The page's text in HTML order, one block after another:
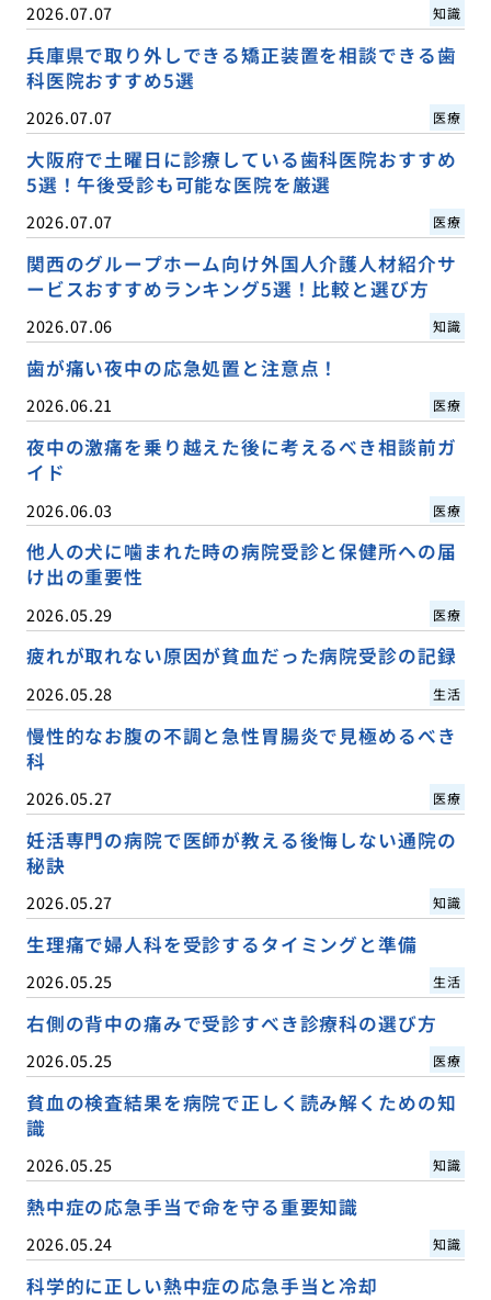
2026.07.07 知識
兵庫県で取り外しできる矯正装置を相談できる歯
科医院おすすめ5選
2026.07.07 医療
大阪府で土曜日に診療している歯科医院おすすめ
5選！午後受診も可能な医院を厳選
2026.07.07 医療
関西のグループホーム向け外国人介護人材紹介サ
ービスおすすめランキング5選！比較と選び方
2026.07.06 知識
歯が痛い夜中の応急処置と注意点！
2026.06.21 医療
夜中の激痛を乗り越えた後に考えるべき相談前ガ
イド
2026.06.03 医療
他人の犬に噛まれた時の病院受診と保健所への届
け出の重要性
2026.05.29 医療
疲れが取れない原因が貧血だった病院受診の記録
2026.05.28 生活
慢性的なお腹の不調と急性胃腸炎で見極めるべき
科
2026.05.27 医療
妊活専門の病院で医師が教える後悔しない通院の
秘訣
2026.05.27 知識
生理痛で婦人科を受診するタイミングと準備
2026.05.25 生活
右側の背中の痛みで受診すべき診療科の選び方
2026.05.25 医療
貧血の検査結果を病院で正しく読み解くための知
識
2026.05.25 知識
熱中症の応急手当で命を守る重要知識
2026.05.24 知識
科学的に正しい熱中症の応急手当と冷却